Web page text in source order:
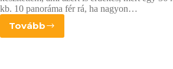
kb. 10 panoráma fér rá, ha nagyon…
TovábbLyukkamera